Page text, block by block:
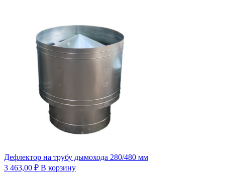
Дефлектор на трубу дымохода 280/480 мм
3 463,00 ₽ В корзину